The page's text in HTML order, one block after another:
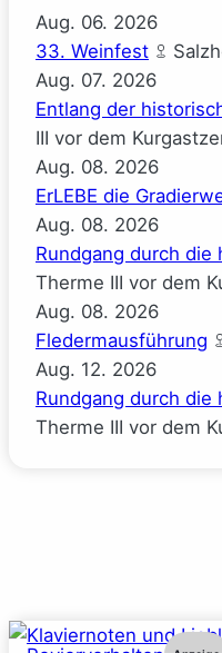
Aug. 06. 2026
33. Weinfest
Aug. 07. 2026
Entlang der
III vor dem
Aug. 08. 2026
ErLEBE die
Aug. 08. 2026
Rundgang durch
Therme III vor dem
Aug. 08. 2026
Fledermausführung
Aug. 12. 2026
Rundgang durch
Therme III vor dem